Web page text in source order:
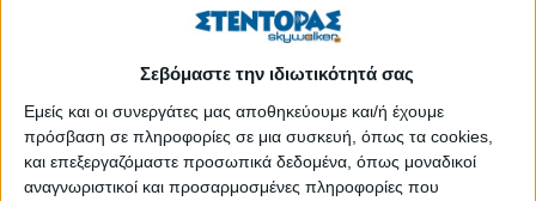
Σεβόμαστε την ιδιωτικότητά σας
Εμείς και οι συνεργάτες μας αποθηκεύουμε και/ή έχουμε
πρόσβαση σε πληροφορίες σε μια συσκευή, όπως τα cookies,
και επεξεργαζόμαστε προσωπικά δεδομένα, όπως μοναδικοί
αναγνωριστικοί και προσαρμοσμένες πληροφορίες που
Like Like #2